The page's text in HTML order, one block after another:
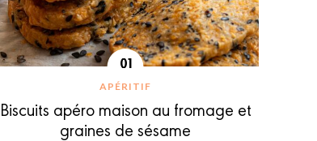
APÉRITIF
Biscuits apéro maison au fromage et
graines de sésame